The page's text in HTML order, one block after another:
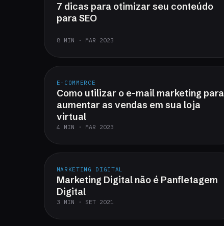
7 dicas para otimizar seu conteúdo
para SEO
8 MIN · MAR 2023
E-COMMERCE
Como utilizar o e-mail marketing para
aumentar as vendas em sua loja
virtual
4 MIN · MAR 2023
MARKETING DIGITAL
Marketing Digital não é Panfletagem
Digital
3 MIN · SET 2021